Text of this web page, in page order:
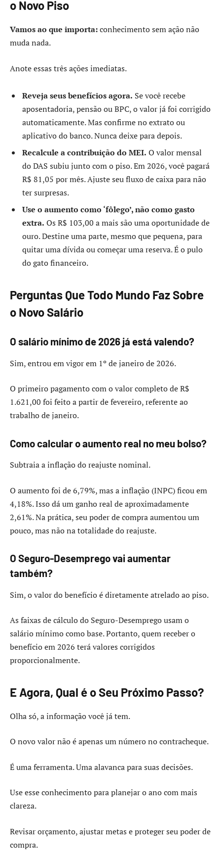
o Novo Piso
Vamos ao que importa:conhecimento sem ação não
muda nada.
Anote essas três ações imediatas.
Reveja seus benefícios agora. Se você recebe
aposentadoria, pensão ou BPC, o valor já foi corrigido
automaticamente. Mas confirme no extrato ou
aplicativo do banco. Nunca deixe para depois.
Recalcule a contribuição do MEI. O valor mensal
do DAS subiu junto com o piso. Em 2026, você pagará
R$ 81,05 por mês. Ajuste seu fluxo de caixa para não
ter surpresas.
Use o aumento como ‘fôlego’, não como gasto
extra. Os R$ 103,00 a mais são uma oportunidade de
ouro. Destine uma parte, mesmo que pequena, para
quitar uma dívida ou começar uma reserva. É o pulo
do gato financeiro.
Perguntas Que Todo Mundo Faz Sobre
o Novo Salário
O salário mínimo de 2026 já está valendo?
Sim, entrou em vigor em 1º de janeiro de 2026.
O primeiro pagamento com o valor completo de R$
1.621,00 foi feito a partir de fevereiro, referente ao
trabalho de janeiro.
Como calcular o aumento real no meu bolso?
Subtraia a inflação do reajuste nominal.
O aumento foi de 6,79%, mas a inflação (INPC) ficou em
4,18%. Isso dá um ganho real de aproximadamente
2,61%. Na prática, seu poder de compra aumentou um
pouco, mas não na totalidade do reajuste.
O Seguro-Desemprego vai aumentar
também?
Sim, o valor do benefício é diretamente atrelado ao piso.
As faixas de cálculo do Seguro-Desemprego usam o
salário mínimo como base. Portanto, quem receber o
benefício em 2026 terá valores corrigidos
proporcionalmente.
E Agora, Qual é o Seu Próximo Passo?
Olha só, a informação você já tem.
O novo valor não é apenas um número no contracheque.
É uma ferramenta. Uma alavanca para suas decisões.
Use esse conhecimento para planejar o ano com mais
clareza.
Revisar orçamento, ajustar metas e proteger seu poder de
compra.